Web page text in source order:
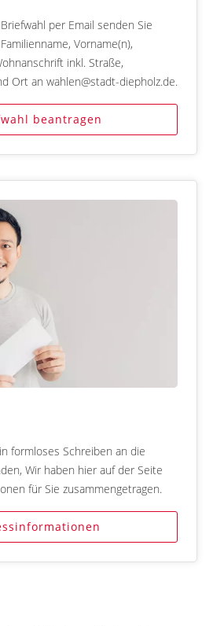
per Email senden Sie
Vorname(n),
inkl. Straße,
Ort an wahlen@stadt-diepholz.de.
beantragen
formloses Schreiben an die
Wir haben hier auf der Seite
für Sie zusammengetragen.